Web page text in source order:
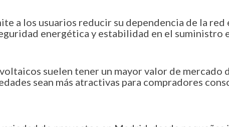
a los usuarios reducir su dependencia de la
energética y estabilidad en el suministro
suelen tener un mayor valor de mercado
sean más atractivas para compradores